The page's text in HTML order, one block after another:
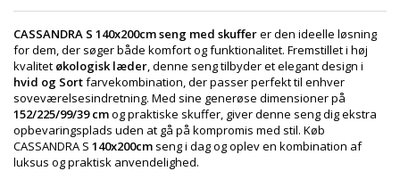
CASSANDRA S 140x200cm seng med skufferer den ideelle løsning
for dem, der søger både komfort og funktionalitet. Fremstillet i høj
kvalitet økologisk læder, denne seng tilbyder et elegant design i
hvid og Sortfarvekombination, der passer perfekt til enhver
soveværelsesindretning. Med sine generøse dimensioner på
152/225/99/39 cmog praktiske skuffer, giver denne seng dig ekstra
opbevaringsplads uden at gå på kompromis med stil. Køb
CASSANDRA S 140x200cm seng i dag og oplev en kombination af
luksus og praktisk anvendelighed.